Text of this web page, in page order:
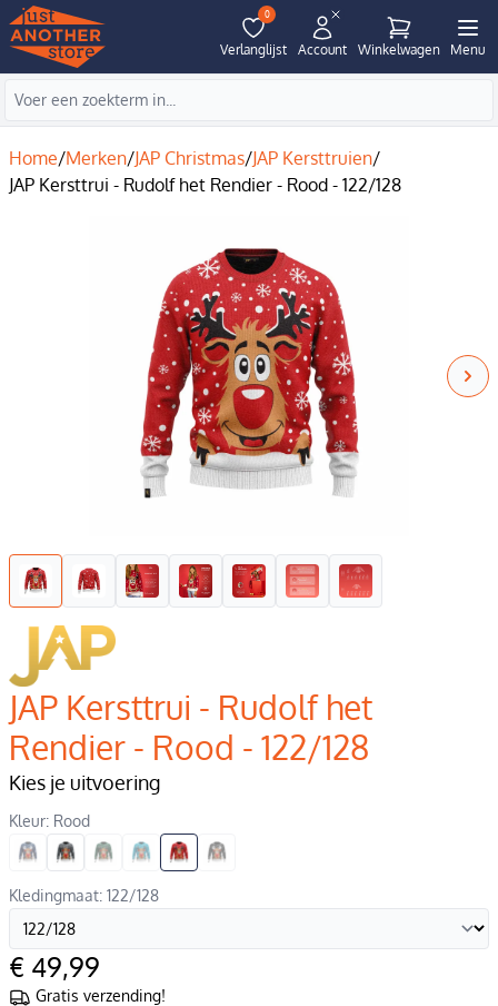
0
Verlanglijst Account Winkelwagen Menu
Home/Merken/JAP Christmas/JAP Kersttruien/
JAP Kersttrui - Rudolf het Rendier - Rood - 122/128
JAP Kersttrui - Rudolf het
Rendier - Rood - 122/128
Kies je uitvoering
Kleur: Rood
Kledingmaat: 122/128
€ 49,99
Gratis verzending!